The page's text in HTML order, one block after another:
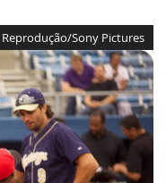
Reprodução/Sony Pictures